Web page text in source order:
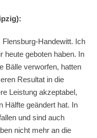
Handewitt. Ich
heute geboten haben. In
Bälle verworfen, hatten
Resultat in die
Leistung akzeptabel,
Hälfte geändert hat. In
und sind auch
nicht mehr an die